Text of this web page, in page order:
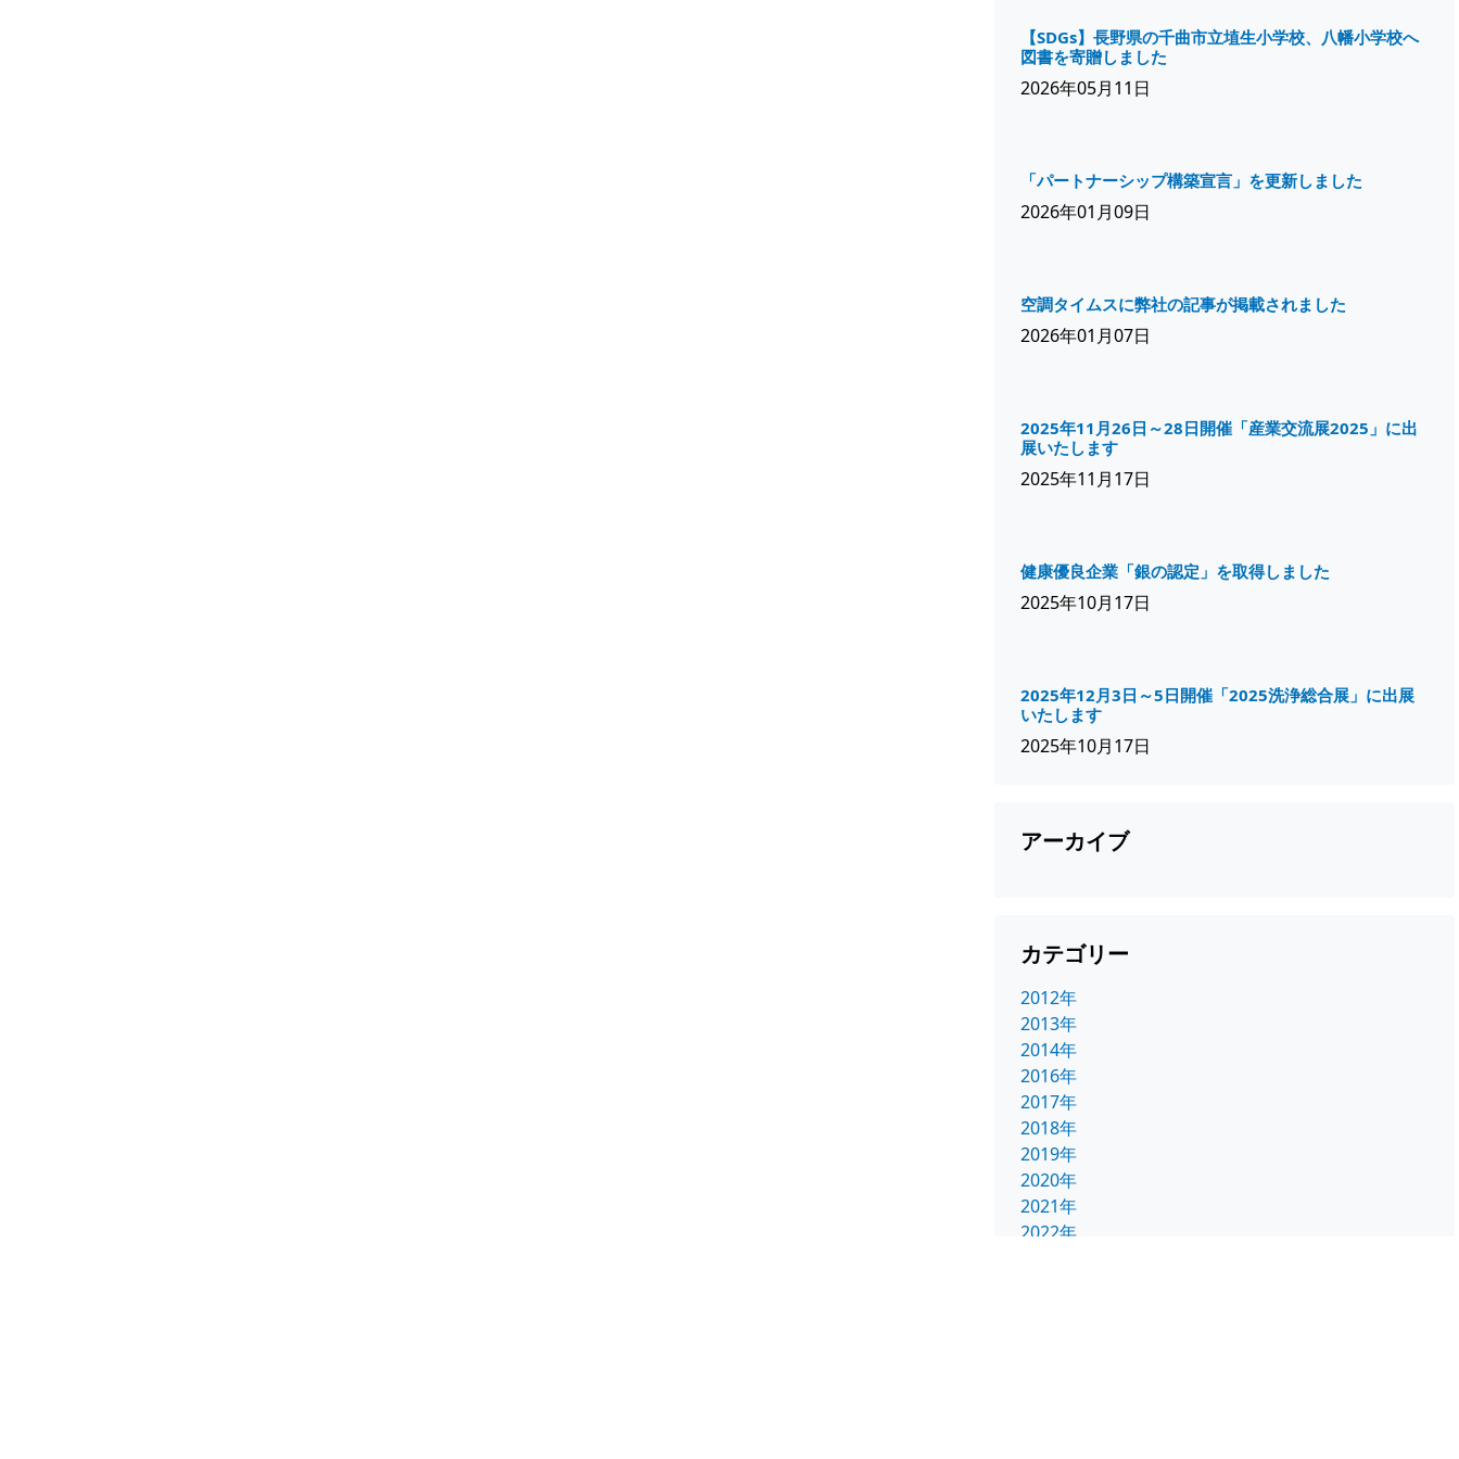
【SDGs】長野県の千曲市立埴生小学校、八幡小学校へ
図書を寄贈しました
2026年05月11日
「パートナーシップ構築宣言」を更新しました
2026年01月09日
空調タイムスに弊社の記事が掲載されました
2026年01月07日
2025年11月26日～28日開催「産業交流展2025」に出
展いたします
2025年11月17日
健康優良企業「銀の認定」を取得しました
2025年10月17日
2025年12月3日～5日開催「2025洗浄総合展」に出展
いたします
2025年10月17日
アーカイブ
カテゴリー
2012年
2013年
2014年
2016年
2017年
2018年
2019年
2020年
2021年
2022年